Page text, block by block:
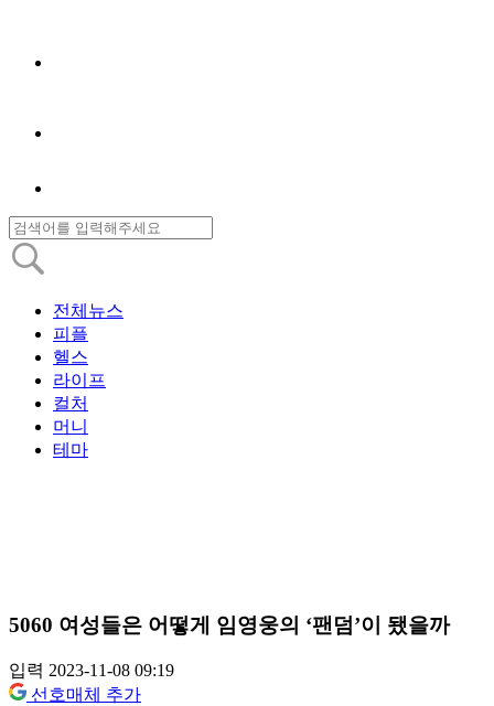
전체뉴스
피플
헬스
라이프
컬처
머니
테마
5060 여성들은 어떻게 임영웅의 ‘팬덤’이 됐을까
입력 2023-11-08 09:19
선호매체 추가